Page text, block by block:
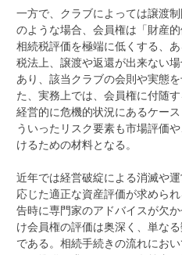
一方で、クラブによっては譲渡
のような場合、会員権は「財産
相続税評価を極端に低くする、
税法上、譲渡や返還が出来ない
あり、該当クラブの会則や実態
た、実務上では、会員権に付随
経営的に危機的状況にあるケー
ういったリスク要素も市場評価
けるための材料となる。
近年では経営破綻による消滅や
応じた適正な資産評価が求めら
告時に専門家のアドバイスが欠
け会員権の評価は奥深く、単な
である。相続手続きの流れにお